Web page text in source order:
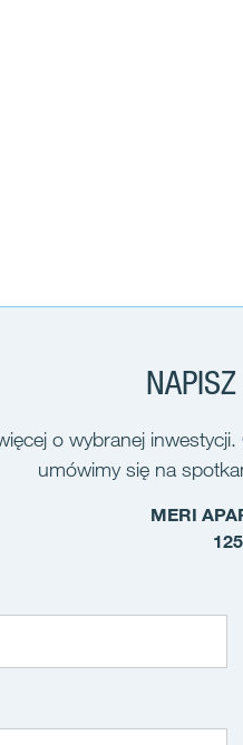
o wybranej
umówimy się na
MERI